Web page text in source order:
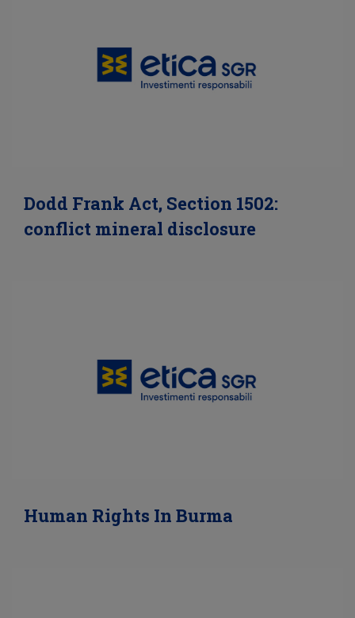
Dodd Frank Act, Section 1502:
conflict mineral disclosure
Human Rights In Burma